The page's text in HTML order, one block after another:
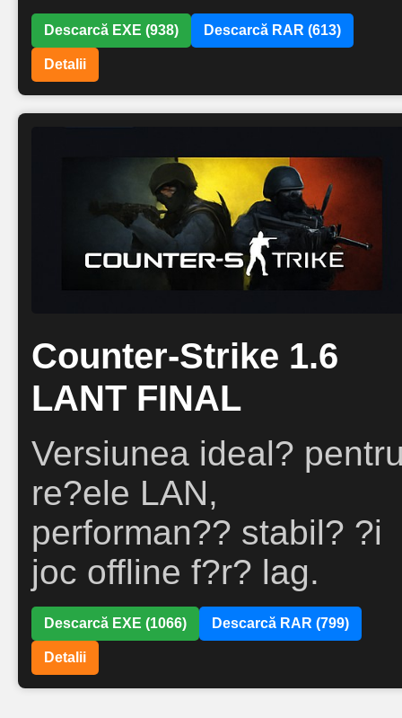
Descarcă EXE (938) Descarcă RAR (613)
Detalii
Counter-Strike 1.6
LANT FINAL
Versiunea ideal?
re?ele LAN,
performan?? stabil? ?i
joc offline f?r? lag.
Descarcă EXE (1066) Descarcă RAR (799)
Detalii